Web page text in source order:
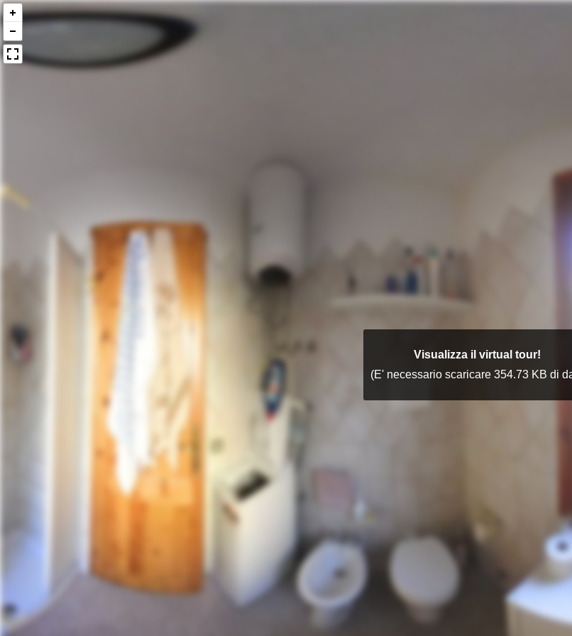
Visualizza il virtual tour!
(E' necessario scaricare 354.73 KB di